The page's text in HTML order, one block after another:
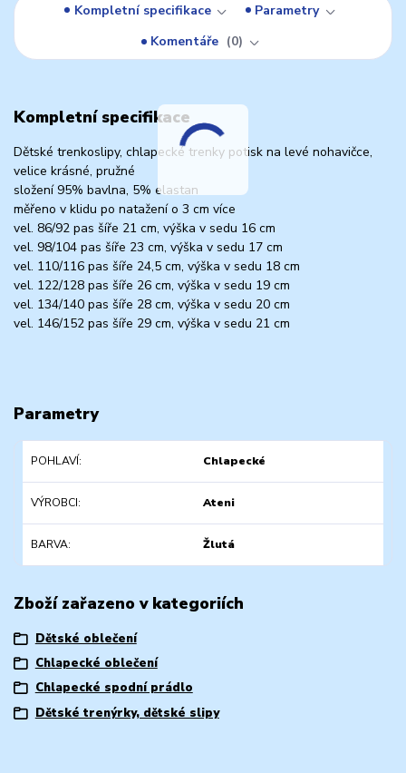
Kompletní specifikace
Parametry
Komentáře
0
Kompletní specifikace
Dětské trenkoslipy, chlapecké trenky potisk na levé nohavičce,
velice krásné, pružné
složení 95% bavlna, 5% elastan
měřeno v klidu po natažení o 3 cm více
vel. 86/92 pas šíře 21 cm, výška v sedu 16 cm
vel. 98/104 pas šíře 23 cm, výška v sedu 17 cm
vel. 110/116 pas šíře 24,5 cm, výška v sedu 18 cm
vel. 122/128 pas šíře 26 cm, výška v sedu 19 cm
vel. 134/140 pas šíře 28 cm, výška v sedu 20 cm
vel. 146/152 pas šíře 29 cm, výška v sedu 21 cm
Parametry
POHLAVÍ Chlapecké
VÝROBCI Ateni
BARVA Žlutá
Zboží zařazeno v kategoriích
Dětské oblečení
Chlapecké oblečení
Chlapecké spodní prádlo
Dětské trenýrky, dětské slipy